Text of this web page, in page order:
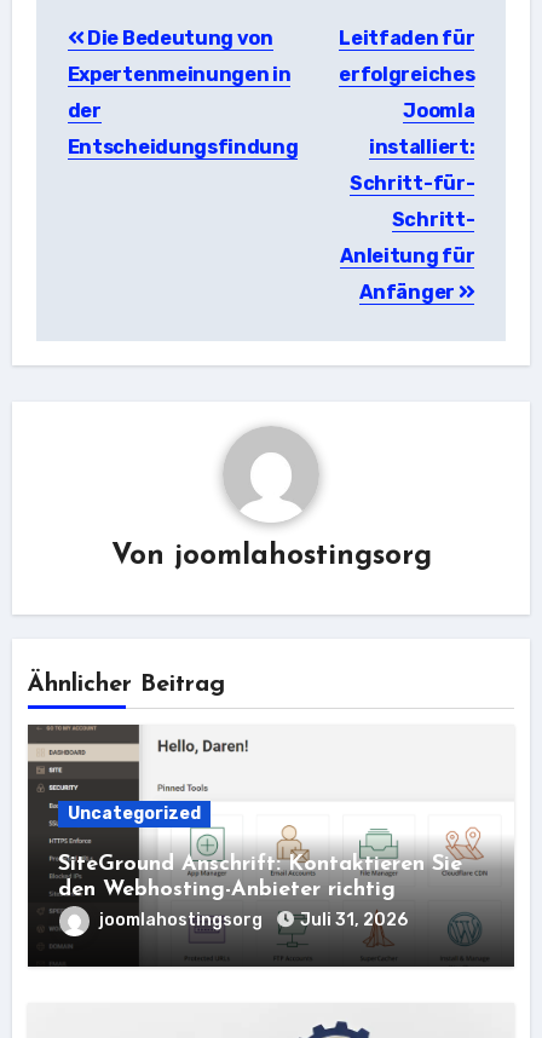
Die Bedeutung von
Expertenmeinungen in
der
Entscheidungsfindung
Leitfaden für
erfolgreiches
Joomla
installiert:
Schritt-für-
Schritt-
Anleitung für
Anfänger
Von joomlahostingsorg
Ähnlicher Beitrag
Uncategorized
SiteGround Anschrift: Kontaktieren Sie
den Webhosting-Anbieter richtig
joomlahostingsorg Juli 31, 2026